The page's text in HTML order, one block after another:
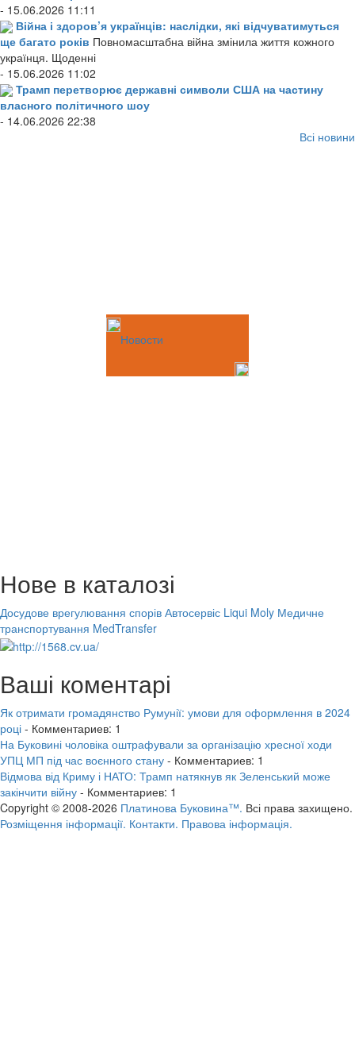
- 15.06.2026 11:11
Війна і здоров’я українців: наслідки, які відчуватимуться
ще багато років Повномасштабна війна змінила життя кожного
українця. Щоденні
- 15.06.2026 11:02
Трамп перетворює державні символи США на частину
власного політичного шоу
- 14.06.2026 22:38
Всі новини
Новости
Нове в каталозі
Досудове врегулювання спорів Автосервіс Liqui Moly Медичне
транспортування MedTransfer
Ваші коментарі
Як отримати громадянство Румунії: умови для оформлення в 2024
році - Комментариев: 1
На Буковині чоловіка оштрафували за організацію хресної ходи
УПЦ МП під час воєнного стану - Комментариев: 1
Відмова від Криму і НАТО: Трамп натякнув як Зеленський може
закінчити війну - Комментариев: 1
Copyright © 2008-2026 Платинова Буковина™. Всі права захищено.
Розміщення інформації. Контакти. Правова інформація.